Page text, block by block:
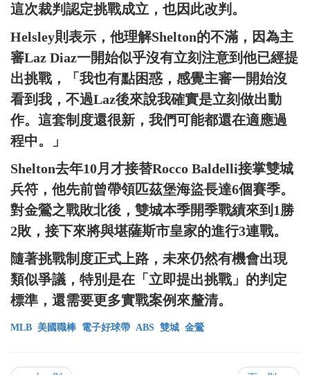
這次裁判認定挑戰成立，也因此改判。
Helsley則表示，他理解Shelton的不滿，因為主
審Laz Diaz一開始似乎沒有立刻注意到他已經提
出挑戰，「我也有點困惑，感覺主審一開始沒
看到我，不過Laz後來說我確實是立刻做出動
作。這套制度還很新，我們可能都還在適應過
程中。」
Shelton去年10月才接替Rocco Baldelli接掌雙城
兵符，他先前曾帶領匹茲堡海盜長達6個賽季。
對金鶯之戰敗北後，雙城本季開季戰績來到1勝
2敗，接下來將與堪薩斯市皇家的進行3連戰。
隨著挑戰制度正式上路，未來仍然有機會出現
類似爭議，特別是在「立即提出挑戰」的判定
標準，還需要更多實戰案例來釐清。
MLB 美國職棒 電子好球帶 ABS 雙城 金鶯